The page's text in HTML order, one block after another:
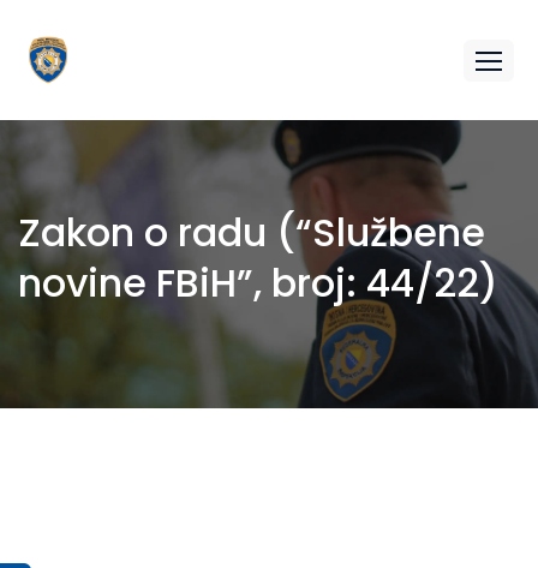
Zakon o radu (“Službene
novine FBiH”, broj: 44/22)